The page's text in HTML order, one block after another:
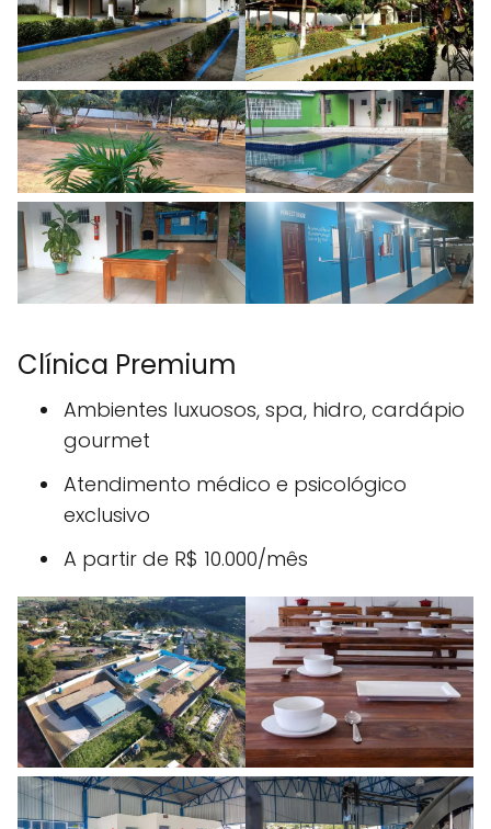
Clínica Premium
Ambientes luxuosos, spa, hidro, cardápio
gourmet
Atendimento médico e psicológico
exclusivo
A partir de R$ 10.000/mês